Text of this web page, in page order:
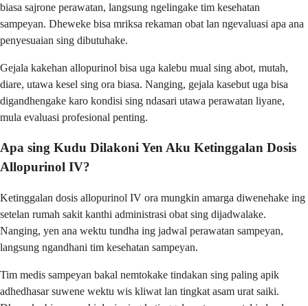
biasa sajrone perawatan, langsung ngelingake tim kesehatan
sampeyan. Dheweke bisa mriksa rekaman obat lan ngevaluasi apa ana
penyesuaian sing dibutuhake.
Gejala kakehan allopurinol bisa uga kalebu mual sing abot, mutah,
diare, utawa kesel sing ora biasa. Nanging, gejala kasebut uga bisa
digandhengake karo kondisi sing ndasari utawa perawatan liyane,
mula evaluasi profesional penting.
Apa sing Kudu Dilakoni Yen Aku Ketinggalan Dosis
Allopurinol IV?
Ketinggalan dosis allopurinol IV ora mungkin amarga diwenehake ing
setelan rumah sakit kanthi administrasi obat sing dijadwalake.
Nanging, yen ana wektu tundha ing jadwal perawatan sampeyan,
langsung ngandhani tim kesehatan sampeyan.
Tim medis sampeyan bakal nemtokake tindakan sing paling apik
adhedhasar suwene wektu wis kliwat lan tingkat asam urat saiki.